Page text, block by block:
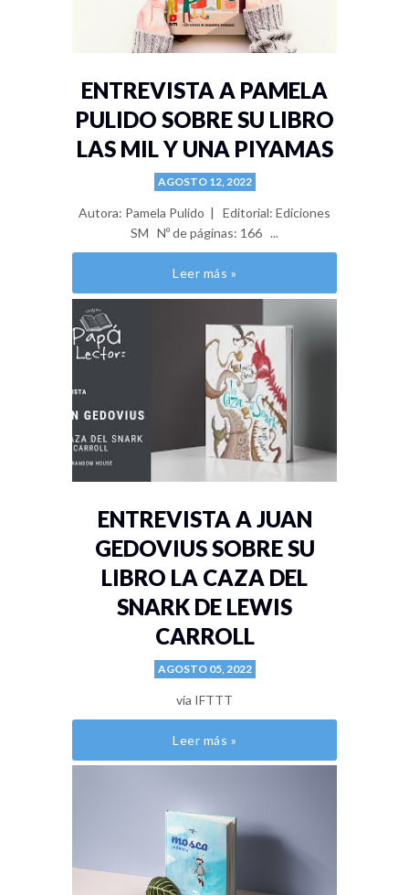
ENTREVISTA A PAMELA
PULIDO SOBRE SU LIBRO
LAS MIL Y UNA PIYAMAS
AGOSTO 12, 2022
Autora: Pamela Pulido | Editorial: Ediciones
SM Nº de páginas: 166 ...
Leer más »
ENTREVISTA A JUAN
GEDOVIUS SOBRE SU
LIBRO LA CAZA DEL
SNARK DE LEWIS
CARROLL
AGOSTO 05, 2022
via IFTTT
Leer más »